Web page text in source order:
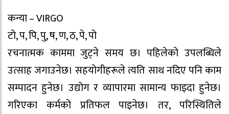
कन्या – VIRGO
टो, प, पि, पु, ष, ण, ठ, पे, पो
रचनात्मक काममा जुट्ने समय छ। पहिलेको उपलब्धिले
उत्साह जगाउनेछ। सहयोगीहरूले त्यति साथ नदिए पनि काम
सम्पादन हुनेछ। उद्योग र व्यापारमा सामान्य फाइदा हुनेछ।
गरिएका कर्मको प्रतिफल पाइनेछ। तर, परिस्थितिले